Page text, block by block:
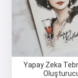
Yapay Zeka